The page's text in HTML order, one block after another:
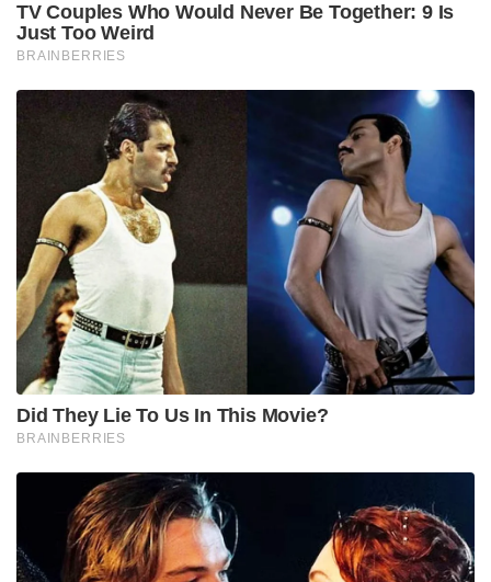
TV Couples Who Would Never Be Together: 9 Is
Just Too Weird
BRAINBERRIES
Did They Lie To Us In This Movie?
BRAINBERRIES